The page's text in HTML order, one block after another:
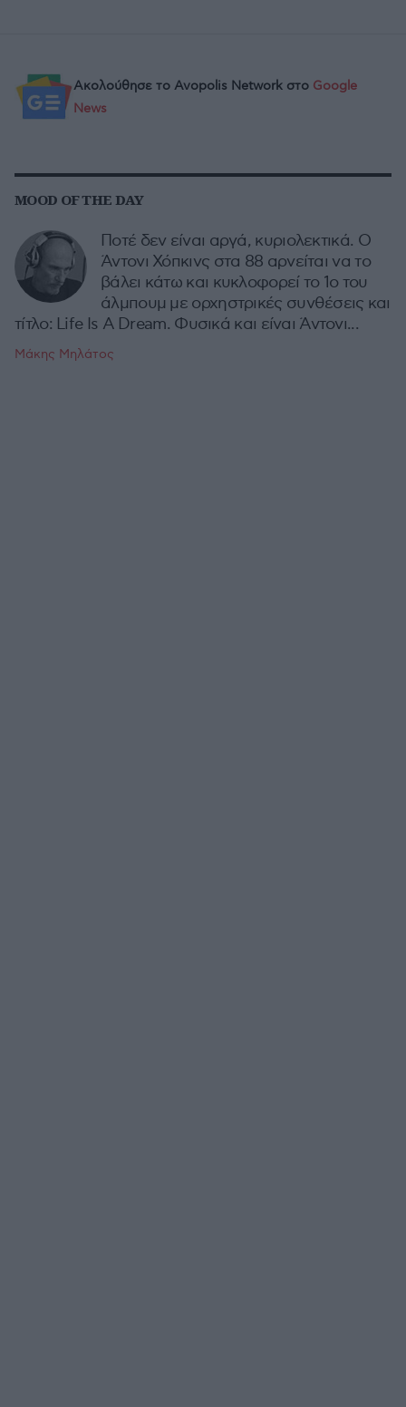
Ακολούθησε το Avopolis Network στο Google
News
MOOD OF THE DAY
Ποτέ δεν είναι αργά, κυριολεκτικά. Ο
Άντονι Χόπκινς στα 88 αρνείται να το
βάλει κάτω και κυκλοφορεί το 1ο του
άλμπουμ με ορχηστρικές συνθέσεις και
τίτλο: Life Is A Dream. Φυσικά και είναι Άντονι...
Μάκης Μηλάτος